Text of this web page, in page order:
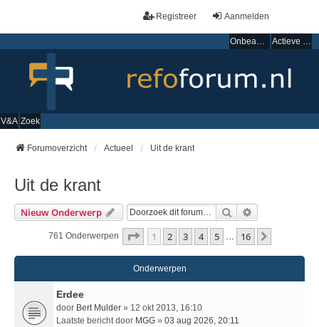
Aanmelden
Registreer
Onbeantwoorde onderwerpen Actieve onderwerpen
V&A Zoek
Forumoverzicht Actueel Uit de krant
Uit de krant
Nieuw Onderwerp Zoek
761 Onderwerpen Pagina Van16
1 2 3 4 5 16
Onderwerpen
Erdee
door Bert Mulder » 12 okt 2013, 16:10
Laatste bericht door MGG » 03 aug 2026, 20:11